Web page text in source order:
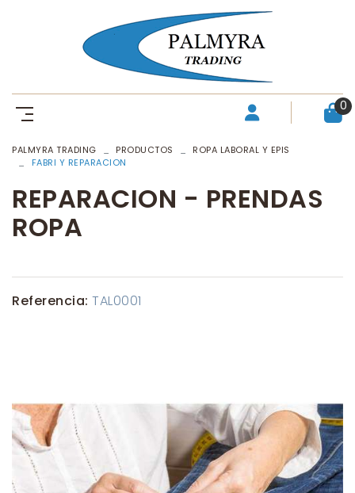
0
PALMYRA TRADING PRODUCTOS
ROPA LABORAL Y EPIS
FABRI Y REPARACION
REPARACION - PRENDAS
ROPA
Referencia: TAL0001